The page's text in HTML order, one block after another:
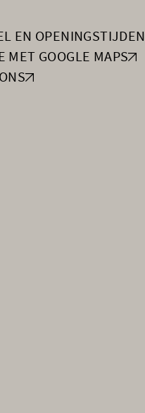
EN OPENINGSTIJDEN
MET GOOGLE MAPS